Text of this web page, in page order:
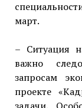
март.
– Ситуация
важно
запросам
проекте